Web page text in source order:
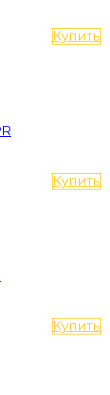
Купить
Купить
Купить